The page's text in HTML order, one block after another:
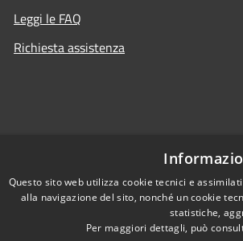
Leggi le FAQ
Richiesta assistenza
Questo sito web utilizza cookie tecnici e
alla navigazione del sito, nonché un cookie
statistiche,
Per maggiori dettagli, può